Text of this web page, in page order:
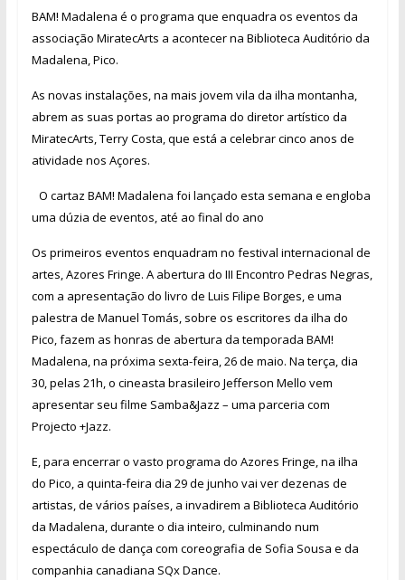
BAM! Madalena é o programa que enquadra os eventos da
associação MiratecArts a acontecer na Biblioteca Auditório da
Madalena, Pico.
As novas instalações, na mais jovem vila da ilha montanha,
abrem as suas portas ao programa do diretor artístico da
MiratecArts, Terry Costa, que está a celebrar cinco anos de
atividade nos Açores.
O cartaz BAM! Madalena foi lançado esta semana e engloba
uma dúzia de eventos, até ao final do ano
Os primeiros eventos enquadram no festival internacional de
artes, Azores Fringe. A abertura do III Encontro Pedras Negras,
com a apresentação do livro de Luis Filipe Borges, e uma
palestra de Manuel Tomás, sobre os escritores da ilha do
Pico, fazem as honras de abertura da temporada BAM!
Madalena, na próxima sexta-feira, 26 de maio. Na terça, dia
30, pelas 21h, o cineasta brasileiro Jefferson Mello vem
apresentar seu filme Samba&Jazz – uma parceria com
Projecto +Jazz.
E, para encerrar o vasto programa do Azores Fringe, na ilha
do Pico, a quinta-feira dia 29 de junho vai ver dezenas de
artistas, de vários países, a invadirem a Biblioteca Auditório
da Madalena, durante o dia inteiro, culminando num
espectáculo de dança com coreografia de Sofia Sousa e da
companhia canadiana SQx Dance.